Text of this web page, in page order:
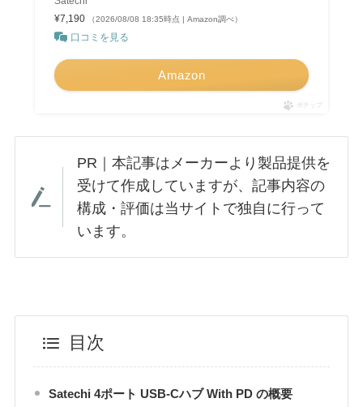
¥7,190
（2026/08/08 18:35時点 | Amazon調べ）
口コミを見る
Amazon
ポチップ
PR｜本記事はメーカーより製品提供を
受けて作成していますが、記事内容の
構成・評価は当サイトで独自に行って
います。
目次
Satechi 4ポート USB-Cハブ With PD の概要